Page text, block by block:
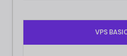
VPS